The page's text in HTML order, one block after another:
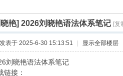
艳] 2026刘晓艳语法体系笔记 [复
发表于 2025-6-30 15:13:51 显示全部楼层
刘晓艳语法体系笔记
链接：